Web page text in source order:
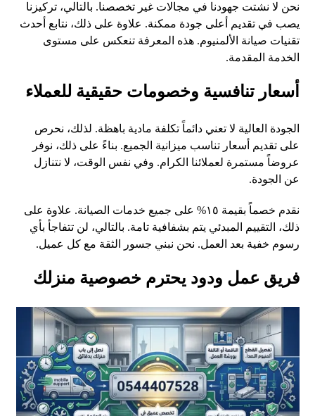
نحن لا نشتت جهودنا في مجالات غير تخصصنا. بالتالي، تركيزنا
يصب في تقديم أعلى جودة ممكنة. علاوة على ذلك، نتابع أحدث
تقنيات صيانة الألمنيوم. هذه المعرفة تنعكس على مستوى
الخدمة المقدمة.
أسعار تنافسية وخصومات حقيقية للعملاء
الجودة العالية لا تعني دائماً تكلفة مادية باهظة. لذلك، نحرص
على تقديم أسعار تناسب ميزانية الجميع. بناءً على ذلك، نوفر
عروضاً مستمرة لعملائنا الكرام. وفي نفس الوقت، لا نتنازل
عن الجودة.
نقدم خصماً بقيمة ١٥% على جميع خدمات الصيانة. علاوة على
ذلك، التقييم المبدئي يتم بشفافية تامة. بالتالي، لن تتفاجأ بأي
رسوم خفية بعد العمل. نحن نبني جسور الثقة مع كل عميل.
فريق عمل ودود يحترم خصوصية منزلك